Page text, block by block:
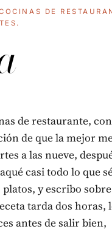
DE
de restaurante,
de que la mejor
a las nueve,
casi todo lo que
y escribo sobre
tarda dos horas,
antes de salir bien,